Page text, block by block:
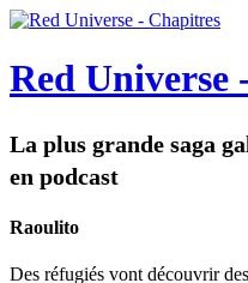
Red Universe
La plus grande saga
en podcast
Raoulito
Des réfugiés vont découvrir